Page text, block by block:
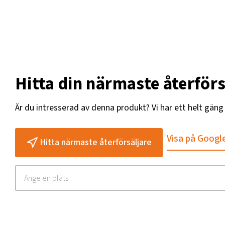
Hitta din närmaste
Är du intresserad av denna produkt? Vi har ett helt
Hitta närmaste återförsäljare Visa på